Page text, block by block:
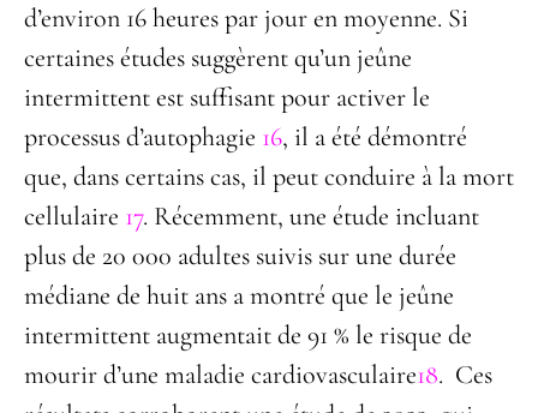
d’environ 16 heures par jour en moyenne. Si
certaines études suggèrent qu’un jeûne
intermittent est suffisant pour activer le
processus d’autophagie 16, il a été démontré
que, dans certains cas, il peut conduire à la mort
cellulaire 17. Récemment, une étude incluant
plus de 20 000 adultes suivis sur une durée
médiane de huit ans a montré que le jeûne
intermittent augmentait de 91 % le risque de
mourir d’une maladie cardiovasculaire18. Ces